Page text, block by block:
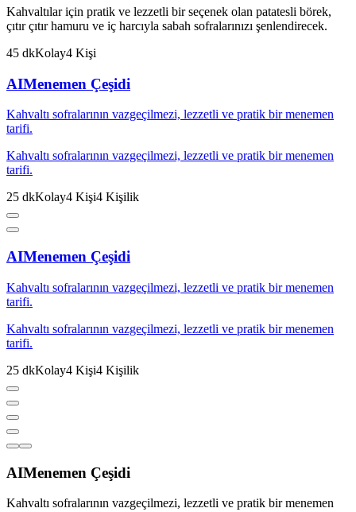
Kahvaltılar için pratik ve lezzetli bir seçenek olan patatesli börek,
çıtır çıtır hamuru ve iç harcıyla sabah sofralarınızı şenlendirecek.
45 dkKolay4 Kişi
AIMenemen Çeşidi
Kahvaltı sofralarının vazgeçilmezi, lezzetli ve pratik bir menemen
tarifi.
Kahvaltı sofralarının vazgeçilmezi, lezzetli ve pratik bir menemen
tarifi.
25 dkKolay4 Kişi4 Kişilik
AIMenemen Çeşidi
Kahvaltı sofralarının vazgeçilmezi, lezzetli ve pratik bir menemen
tarifi.
Kahvaltı sofralarının vazgeçilmezi, lezzetli ve pratik bir menemen
tarifi.
25 dkKolay4 Kişi4 Kişilik
AIMenemen Çeşidi
Kahvaltı sofralarının vazgeçilmezi, lezzetli ve pratik bir menemen